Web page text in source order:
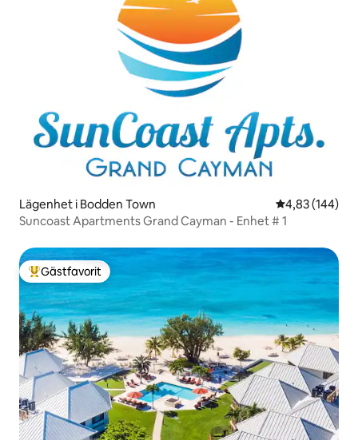
Lägenhet i Bodden Town 4,83 av 5 i
4,83 (144)
Suncoast Apartments Grand Cayman - Enhet # 1
Populär gästfavorit
Gästfavorit